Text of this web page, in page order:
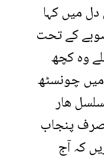
دل میں کہا
کے تحت
وہ کچھ
چونسٹھ
ھار
صرف پنجاب
کہ آج